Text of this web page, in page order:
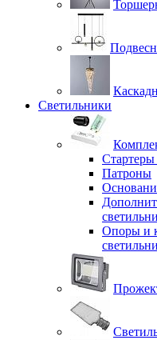
Светильники
Патроны
Опоры и